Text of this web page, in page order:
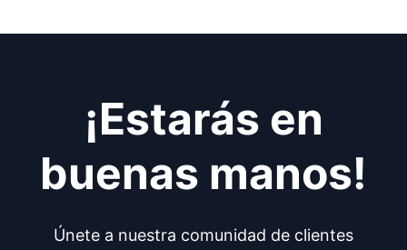
¡Estarás en
buenas manos!
Únete a nuestra comunidad de clientes